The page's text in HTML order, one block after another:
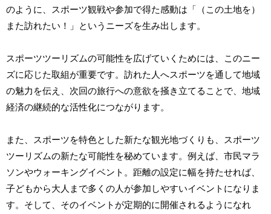
のように、スポーツ観戦や参加で得た感動は「（この土地を）
また訪れたい！」というニーズを生み出します。
スポーツツーリズムの可能性を広げていくためには、このニー
ズに応じた取組が重要です。訪れた人へスポーツを通して地域
の魅力を伝え、次回の旅行への意欲を掻き立てることで、地域
経済の継続的な活性化につながります。
また、スポーツを特色とした新たな観光地づくりも、スポーツ
ツーリズムの新たな可能性を秘めています。例えば、市民マラ
ソンやウォーキングイベント。距離の設定に幅を持たせれば、
子どもから大人まで多くの人が参加しやすいイベントになりま
す。そして、そのイベントが定期的に開催されるようになれ